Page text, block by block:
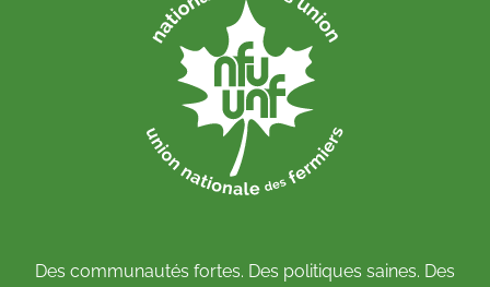
Des communautés fortes. Des politiques saines. Des